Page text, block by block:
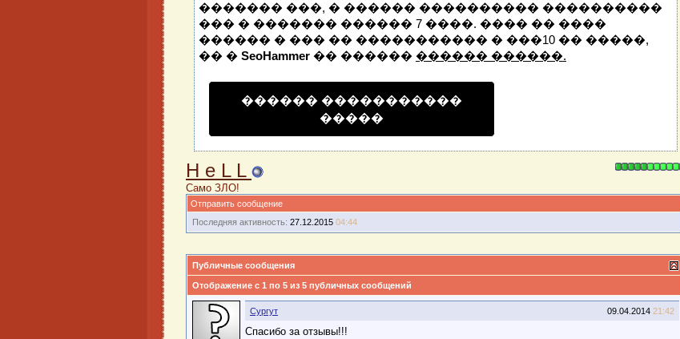
������� ���, � ������ ���������� ����������
��� � ������� ������ 7 ����. ���� �� ����
������ � ��� �� ����������� � ���10 �� �����,
�� � SeoHammer �� ������ ������ ������.
������ �����������
�����
H e L L
Само ЗЛО!
Отправить сообщение
Последняя активность: 27.12.2015 04:44
Публичные сообщения
Отображение с 1 по 5 из 5 публичных сообщений
09.04.2014 21:42
Сургут
Спасибо за отзывы!!!